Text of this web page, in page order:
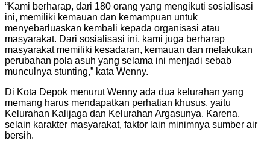
“Kami berharap, dari 180 orang yang mengikuti sosialisasi
ini, memiliki kemauan dan kemampuan untuk
menyebarluaskan kembali kepada organisasi atau
masyarakat. Dari sosialisasi ini, kami juga berharap
masyarakat memiliki kesadaran, kemauan dan melakukan
perubahan pola asuh yang selama ini menjadi sebab
munculnya stunting,” kata Wenny.
Di Kota Depok menurut Wenny ada dua kelurahan yang
memang harus mendapatkan perhatian khusus, yaitu
Kelurahan Kalijaga dan Kelurahan Argasunya. Karena,
selain karakter masyarakat, faktor lain minimnya sumber air
bersih.